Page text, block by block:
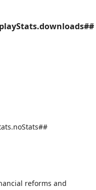
reforms and